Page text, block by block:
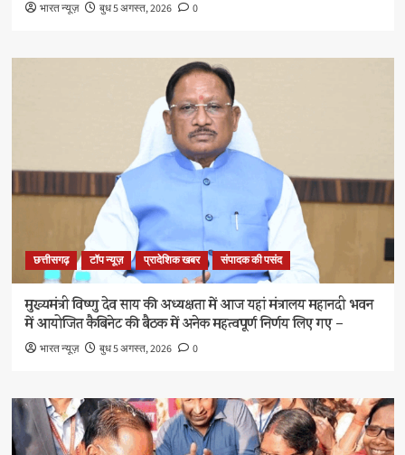
भारत न्यूज़ बुध 5 अगस्त, 2026 0
छत्तीसगढ़ टॉप न्यूज़ प्रादेशिक खबर संपादक की पसंद
मुख्यमंत्री विष्णु देव साय की अध्यक्षता में आज यहां मंत्रालय महानदी भवन
में आयोजित कैबिनेट की बैठक में अनेक महत्वपूर्ण निर्णय लिए गए –
भारत न्यूज़ बुध 5 अगस्त, 2026 0